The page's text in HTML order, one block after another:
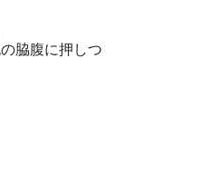
の脇腹に押しつ